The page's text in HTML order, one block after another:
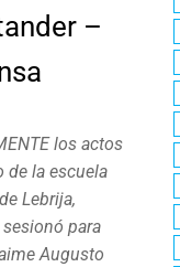
–
los actos
de la escuela
Lebrija,
para
Augusto